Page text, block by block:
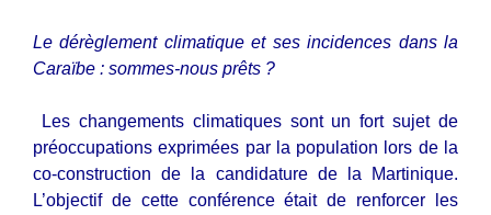
Le dérèglement climatique et ses incidences dans la
Caraïbe : sommes-nous prêts ?
Les changements climatiques sont un fort sujet de
préoccupations exprimées par la population lors de la
co-construction de la candidature de la Martinique.
L’objectif de cette conférence était de renforcer les